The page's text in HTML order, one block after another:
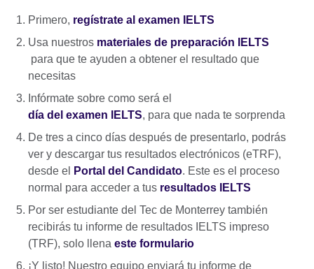
Primero, regístrate al examen IELTS
Usa nuestros materiales de preparación IELTS
para que te ayuden a obtener el resultado que
necesitas
Infórmate sobre como será el
día del examen IELTS, para que nada te sorprenda
De tres a cinco días después de presentarlo, podrás
ver y descargar tus resultados electrónicos (eTRF),
desde el
Portal del Candidato. Este es el proceso
normal para acceder a tus resultados IELTS
Por ser estudiante del Tec de Monterrey también
recibirás tu informe de resultados IELTS impreso
(TRF), solo llena este formulario
¡Y listo! Nuestro equipo enviará tu informe de